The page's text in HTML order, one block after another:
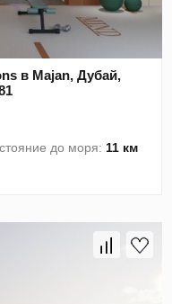
в Majan, Дубай,
до моря: 11 км